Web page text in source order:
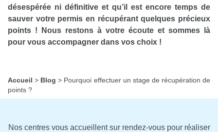
désespérée ni définitive et qu’il est encore temps de
sauver votre permis en récupérant quelques précieux
points ! Nous restons à votre écoute et sommes là
pour vous accompagner dans vos choix !
Accueil > Blog > Pourquoi effectuer un stage de récupération de
points ?
Nos centres vous accueillent sur rendez-vous pour réaliser